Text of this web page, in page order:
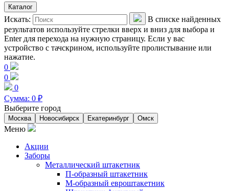
Каталог
Искать:
В списке найденных
результатов используйте стрелки вверх и вниз для выбора и
Enter для перехода на нужную страницу. Если у вас
устройство с тачскрином, используйте пролистывание или
нажатие.
0
0
0
Сумма: 0 ₽
Выберите город
Москва Новосибирск Екатеринбург Омск
Меню
Акции
Заборы
Металлический штакетник
П-образный штакетник
М-образный евроштакетник